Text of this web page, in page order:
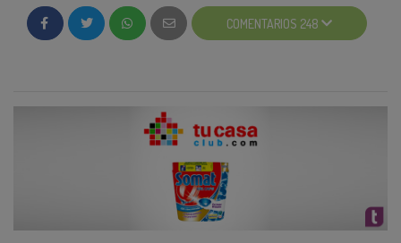
Recuerda que únicamente los 1000 testamig@s con
¿Habéis pensado con quién vais a compartirlo?
COMENTARIOS 248